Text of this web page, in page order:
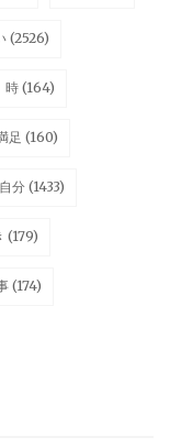
(2526)
時 (164)
足 (160)
自分 (1433)
(179)
(174)